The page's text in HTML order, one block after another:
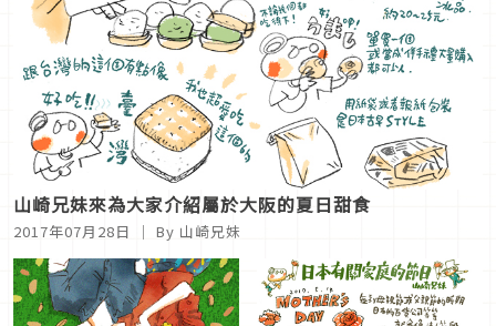
山崎兄妹來為大家介紹屬於大阪的夏日甜食
2017年07月28日 ｜ By 山崎兄妹